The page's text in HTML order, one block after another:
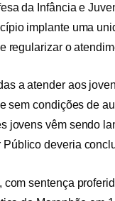
da Infância e
implante uma
regularizar o
a atender aos
sem condições de
jovens vêm sendo
deveria
com sentença